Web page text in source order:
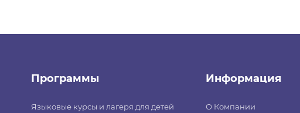
Программы
Языковые курсы и лагеря для детей
Информация
О Компании